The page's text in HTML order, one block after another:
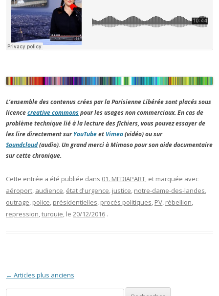
L’ensemble des contenus crées par la Parisienne Libérée sont placés sous
licencecreative commonspour les usages non commerciaux. En cas de
problème technique lié à la lecture des fichiers, vous pouvez essayer de
les lire directement surYouTubeet Vimeo(vidéo) ou sur
Soundcloud(audio). Un grand merci à Mimoso pour son aide documentaire
sur cette chronique.
Cette entrée a été publiée dans 01. MEDIAPART, et marquée avec
aéroport, audience, état d'urgence, justice, notre-dame-des-landes,
outrage, police, présidentielles, procès politiques, PV, rébellion,
repression,turquie, le 20/12/2016 .
Navigation des articles
← Articles plus anciens